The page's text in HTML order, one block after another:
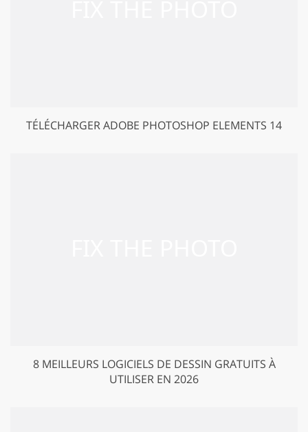
TÉLÉCHARGER ADOBE PHOTOSHOP ELEMENTS 14
8 MEILLEURS LOGICIELS DE DESSIN GRATUITS À
UTILISER EN 2026